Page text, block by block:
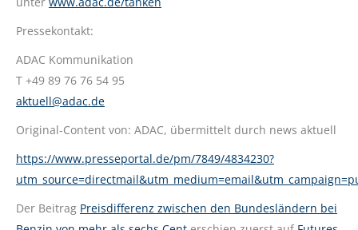
Pressekontakt:
ADAC Kommunikation
T +49 89 76 76 54 95
aktuell@adac.de
Original-Content von: ADAC, übermittelt durch news aktuell
https://www.presseportal.de/pm/7849/4834230?
Der Beitrag Preisdifferenz zwischen den Bundesländern bei